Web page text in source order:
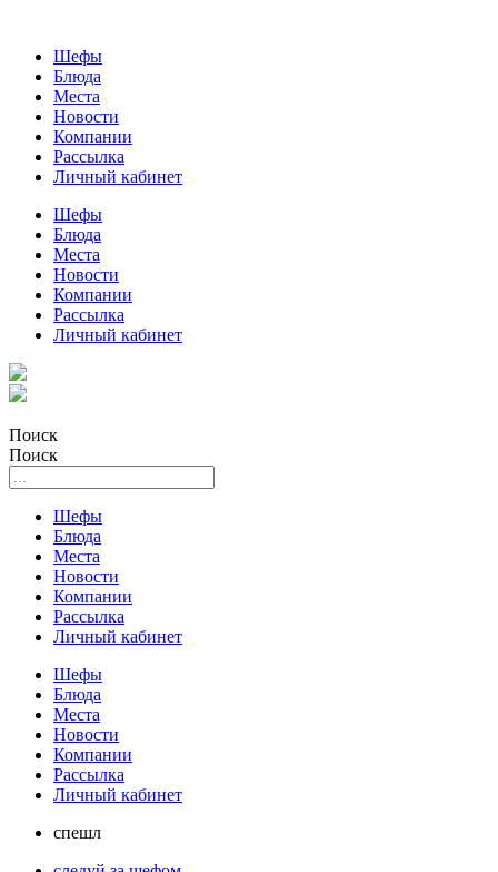
Шефы
Блюда
Места
Новости
Компании
Рассылка
Личный кабинет
Шефы
Блюда
Места
Новости
Компании
Рассылка
Личный кабинет
Поиск
Поиск
Шефы
Блюда
Места
Новости
Компании
Рассылка
Личный кабинет
Шефы
Блюда
Места
Новости
Компании
Рассылка
Личный кабинет
спешл